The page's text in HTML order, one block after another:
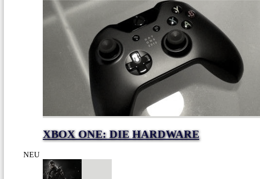
XBOX ONE: DIE HARDWARE
NEU